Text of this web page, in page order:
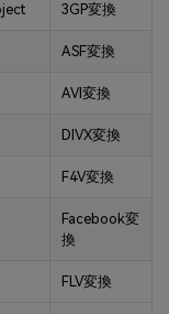
3GP変換
ASF変換
AVI変換
DIVX変換
F4V変換
Facebook変
換
FLV変換